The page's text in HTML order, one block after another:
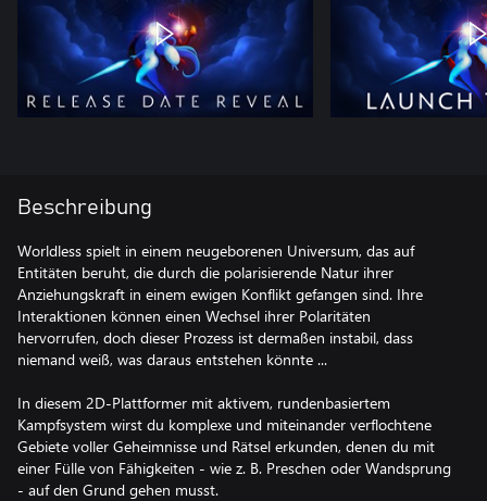
Beschreibung
Worldless spielt in einem neugeborenen Universum, das auf
Entitäten beruht, die durch die polarisierende Natur ihrer
Anziehungskraft in einem ewigen Konflikt gefangen sind. Ihre
Interaktionen können einen Wechsel ihrer Polaritäten
hervorrufen, doch dieser Prozess ist dermaßen instabil, dass
niemand weiß, was daraus entstehen könnte ...
In diesem 2D-Plattformer mit aktivem, rundenbasiertem
Kampfsystem wirst du komplexe und miteinander verflochtene
Gebiete voller Geheimnisse und Rätsel erkunden, denen du mit
einer Fülle von Fähigkeiten - wie z. B. Preschen oder Wandsprung
- auf den Grund gehen musst.